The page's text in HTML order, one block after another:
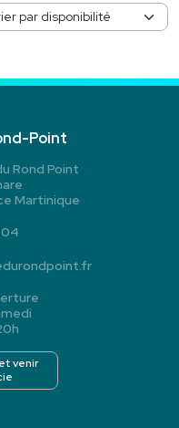
Point
Rond Point
Martinique
04
venir